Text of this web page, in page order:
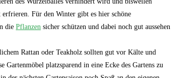
erfrieren. Für den Winter gibt es hier schöne
die Pflanzen sicher schützen und dabei noch gut aussehen
Rattan oder Teakholz sollten gut vor Kälte und
Gartenmöbel platzsparend in eine Ecke des Gartens zu